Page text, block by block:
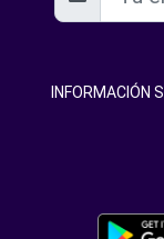
INFORMACIÓN